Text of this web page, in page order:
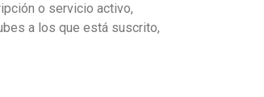
o servicio activo,
a los que está suscrito,